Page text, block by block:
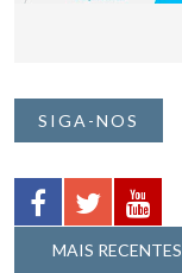
SIGA-NOS
MAIS RECENTES